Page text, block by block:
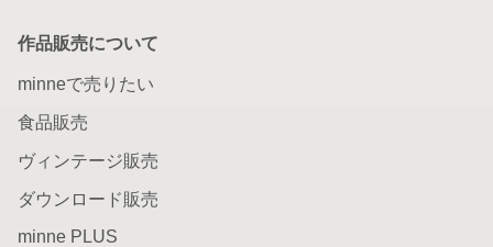
作品販売について
minneで売りたい
食品販売
ヴィンテージ販売
ダウンロード販売
minne PLUS